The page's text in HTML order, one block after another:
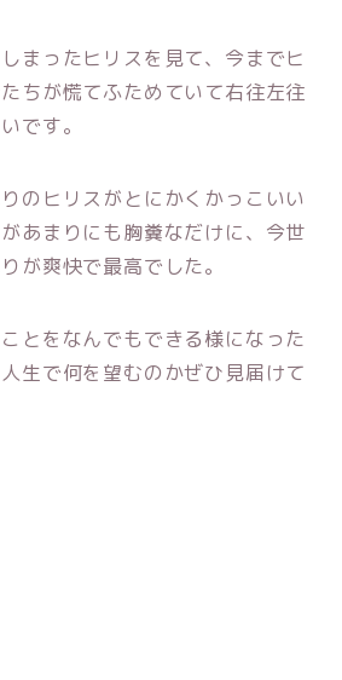
まったヒリスを見て、今までヒ
ちが慌てふためていて右往左往
です。
のヒリスがとにかくかっこいい
あまりにも胸糞なだけに、今世
が爽快で最高でした。
とをなんでもできる様になった
生で何を望むのかぜひ見届けて